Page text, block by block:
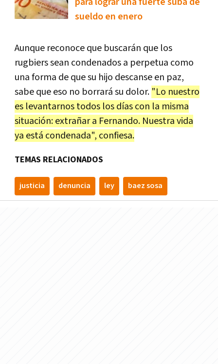
sueldo en enero
Aunque reconoce que buscarán que los
rugbiers sean condenados a perpetua como
una forma de que su hijo descanse en paz,
sabe que eso no borrará su dolor. "Lo nuestro
es levantarnos todos los días con la misma
situación: extrañar a Fernando. Nuestra vida
ya está condenada", confiesa.
TEMAS RELACIONADOS
justicia denuncia ley baez sosa